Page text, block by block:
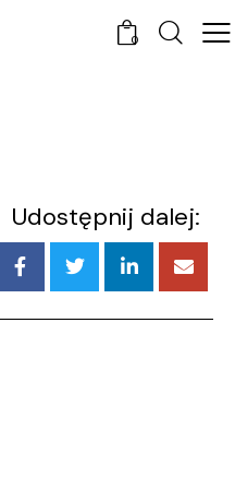
0
Udostępnij dalej: